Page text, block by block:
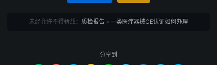
未经允许不得转载： 质检报告 » 一类医疗器械CE认证如何办理
分享到